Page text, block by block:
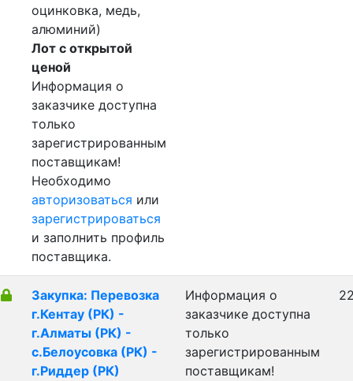
оцинковка, медь,
алюминий)
Лот с открытой
ценой
Информация о
заказчике доступна
только
зарегистрированным
поставщикам!
Необходимо
авторизоваться или
зарегистрироваться
и заполнить профиль
поставщика.
Закупка: Перевозка
г.Кентау (РК) -
г.Алматы (РК) -
с.Белоусовка (РК) -
г.Риддер (РК)
Информация о
заказчике доступна
только
зарегистрированным
поставщикам!